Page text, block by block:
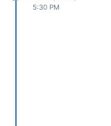
5:30 PM